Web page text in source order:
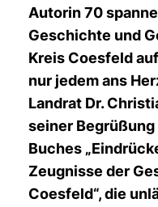
Autorin 70
Geschichte und
Kreis Coesfeld
nur jedem ans
Landrat Dr.
seiner
Buches
Zeugnisse der
Coesfeld“, die